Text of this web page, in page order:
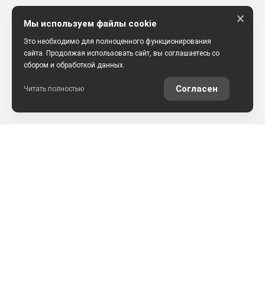
Мы используем файлы cookie
Это необходимо для полноценного функционирования
сайта. Продолжая использовать сайт, вы соглашаетесь со
сбором и обработкой данных.
Читать полностью Согласен
×